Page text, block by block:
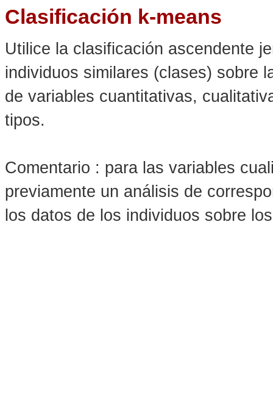
Clasificación k-means
Utilice la clasificación ascendente
individuos similares (clases) sobre
de variables cuantitativas,
tipos.
Comentario : para las variables
previamente un análisis de
los datos de los individuos sobre